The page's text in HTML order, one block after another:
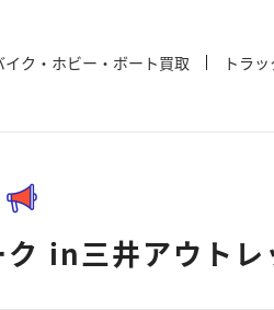
イク・ホビー・ボート買取 トラ
ク in三井アウト